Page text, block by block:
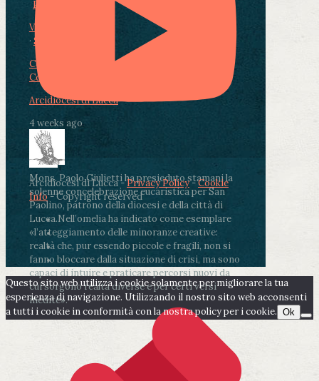
Photo
View on Facebook
· Share
Condividi su Facebook
Condividi su LinkedIn
Arcidiocesi di Lucca
4 weeks ago
Mons. Paolo Giulietti ha presieduto stamani la
solenne concelebrazione eucaristica per San
Paolino, patrono della diocesi e della città di
Lucca.Nell’omelia ha indicato come esemplare
«l’atteggiamento delle minoranze creative:
realtà che, pur essendo piccole e fragili, non si
fanno bloccare dalla situazione di crisi, ma sono
capaci di intuire e praticare percorsi nuovi da
cui sorgono realtà diverse e per certi versi
inedite».
Arcidiocesi di Lucca -Privacy Policy-Cookie
Info- Copyright reserved
Questo sito web utilizza i cookie solamente per migliorare la tua
esperienza di navigazione. Utilizzando il nostro sito web acconsenti
a tutti i cookie in conformità con la nostra policy per i cookie. Ok